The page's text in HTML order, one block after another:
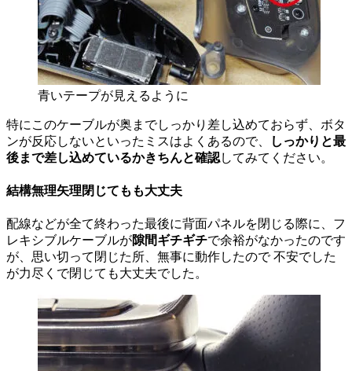
青いテープが見えるように
特にこのケーブルが奥までしっかり差し込めておらず、ボタ
ンが反応しないといったミスはよくあるので、
しっかりと最
後まで差し込めているかきちんと確認してみてください。
結構無理矢理閉じてもも大丈夫
配線などが全て終わった最後に背面パネルを閉じる際に、フ
レキシブルケーブルが隙間ギチギチで余裕がなかったのです
が、思い切って閉じた所、無事に動作したので 不安でした
が力尽くで閉じても大丈夫でした。